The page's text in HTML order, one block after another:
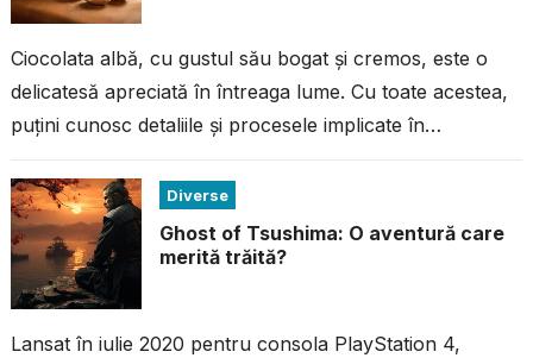
Ciocolata albă, cu gustul său bogat și cremos, este o
delicatesă apreciată în întreaga lume. Cu toate acestea,
puțini cunosc detaliile și procesele implicate în
Diverse
Ghost of Tsushima: O aventură care
merită trăită?
Lansat în iulie 2020 pentru consola PlayStation 4,